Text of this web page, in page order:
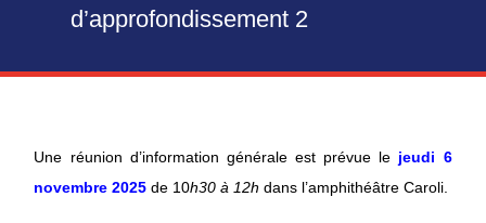
d’approfondissement 2
Une réunion d’information générale est prévue le jeudi 6
novembre 2025 de 10h30 à 12h dans l’amphithéâtre Caroli.